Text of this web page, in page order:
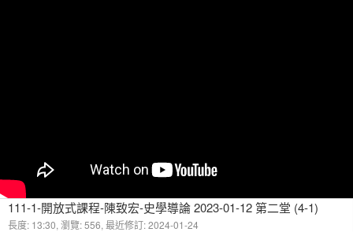
111-1-開放式課程-陳致宏-史學導論 2023-01-12 第二堂 (4-1)
長度: 13:30, 瀏覽: 556, 最近修訂: 2024-01-24